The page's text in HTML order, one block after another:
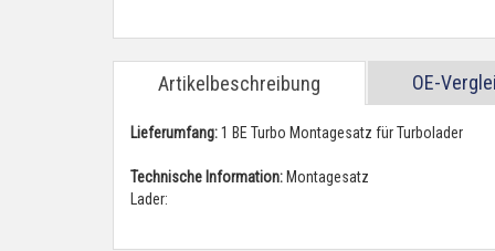
Artikelbeschreibung OE-
Lieferumfang:1 BE Turbo Montagesatz für Turbolader
Technische Information: Montagesatz
Lader: